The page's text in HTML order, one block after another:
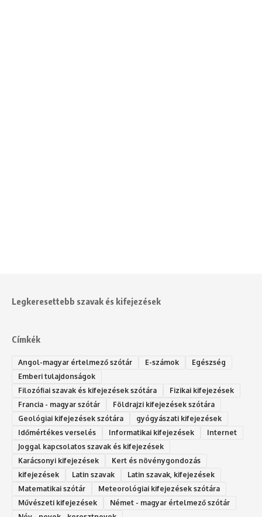
Legkeresettebb szavak és kifejezések
Címkék
Angol-magyar értelmező szótár E-számok
Egészség
Emberi tulajdonságok
Filozófiai szavak és kifejezések szótára
Fizikai kifejezések
Francia - magyar szótár
Földrajzi kifejezések szótára
Geológiai kifejezések szótára
gyógyászati kifejezések
Időmértékes verselés
Informatikai kifejezések
Internet
Joggal kapcsolatos szavak és kifejezések
Karácsonyi kifejezések
Kert és növénygondozás
kifejezések
Latin szavak
Latin szavak, kifejezések
Matematikai szótár
Meteorológiai kifejezések szótára
Művészeti kifejezések
Német - magyar értelmező szótár